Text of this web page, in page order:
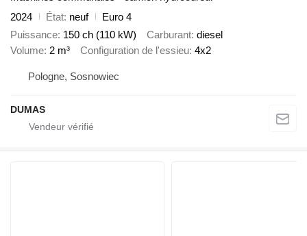
2024
État neuf
Euro 4
Puissance 150 ch (110 kW) Carburant diesel
Volume 2 m³ Configuration de l'essieu 4x2
Pologne, Sosnowiec
DUMAS